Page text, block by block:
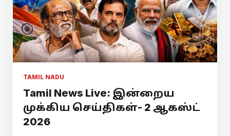
TAMIL NADU
Tamil News Live: இன்றைய
முக்கிய செய்திகள்- 2 ஆகஸ்ட்
2026